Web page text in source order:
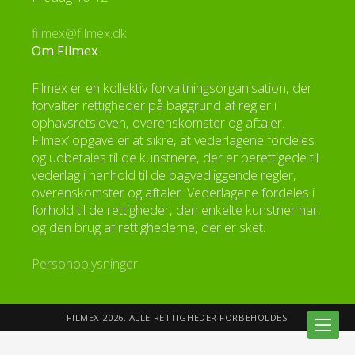
filmex@filmex.dk
Om Filmex
Filmex er en kollektiv forvaltningsorganisation, der
forvalter rettigheder på baggrund af regler i
ophavsretsloven, overenskomster og aftaler.
Filmex’ opgave er at sikre, at vederlagene fordeles
og udbetales til de kunstnere, der er berettigede til
vederlag i henhold til de bagvedliggende regler,
overenskomster og aftaler. Vederlagene fordeles i
forhold til de rettigheder, den enkelte kunstner har,
og den brug af rettighederne, der er sket.
Personoplysninger
FILMEX 2026. ALLE RETTIGHEDER FORBEHOLDES